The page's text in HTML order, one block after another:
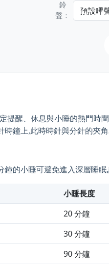
鈴
聲：
醒、休息與小睡的熱門時
鐘上,此時時針與分針的夾角
鐘的小睡可避免進入深層睡
小睡長度
20 分鐘
30 分鐘
90 分鐘